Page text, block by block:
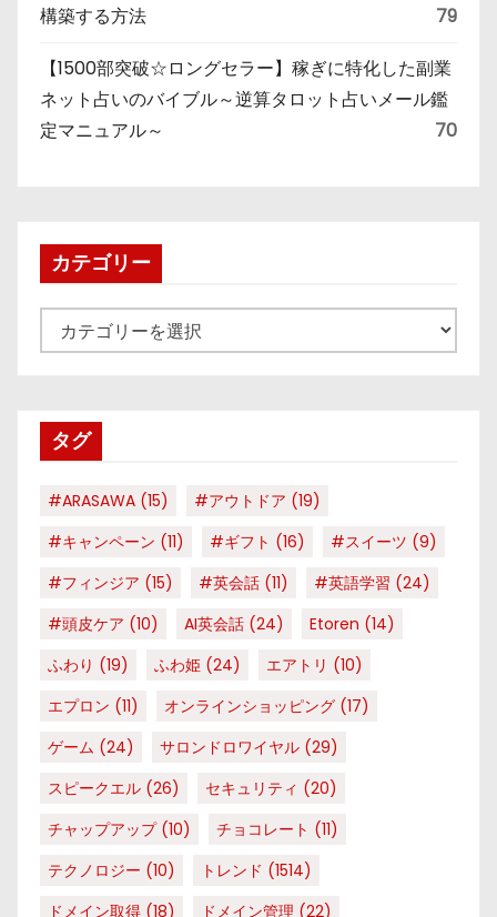
構築する方法
79
【1500部突破☆ロングセラー】稼ぎに特化した副業
ネット占いのバイブル～逆算タロット占いメール鑑
定マニュアル～
70
カテゴリー
テ
ータグ
#ARASAWA (15) #アウトドア (19)
#キャンペーン (11) #ギフト (16) #スイーツ (9)
#フィンジア (15) #英会話 (11) #英語学習 (24)
#頭皮ケア (10) AI英会話 (24) Etoren (14)
ふわり (19) ふわ姫 (24) エアトリ (10)
エプロン (11) オンラインショッピング (17)
ゲーム (24) サロンドロワイヤル (29)
スピークエル (26) セキュリティ (20)
チャップアップ(10) チョコレート (11)
テクノロジー (10) トレンド (1514)
ドメイン取得 (18) ドメイン管理 (22)